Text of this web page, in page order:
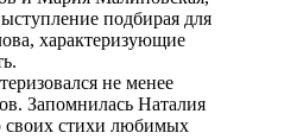
подбирая для
характеризующие
не менее
Запомнилась Наталия
своих стихи любимых